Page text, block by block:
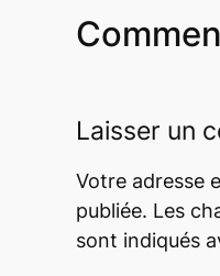
Laisser un
Votre adresse
publiée. Les
sont indiqués